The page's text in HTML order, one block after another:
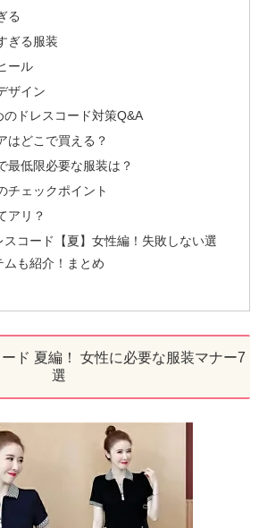
る
ぎる服装
ール
ザイン
のドレスコード対策Q&A
どこで買える？
低限必要な服装は？
ェックポイント
アリ？
スコード【夏】女性編！失敗しない選
も紹介！まとめ
ド 夏編！ 女性に必要な服装マナー7
選